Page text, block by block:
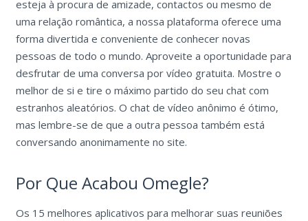
esteja à procura de amizade, contactos ou mesmo de
uma relação romântica, a nossa plataforma oferece uma
forma divertida e conveniente de conhecer novas
pessoas de todo o mundo. Aproveite a oportunidade para
desfrutar de uma conversa por vídeo gratuita. Mostre o
melhor de si e tire o máximo partido do seu chat com
estranhos aleatórios. O chat de vídeo anônimo é ótimo,
mas lembre-se de que a outra pessoa também está
conversando anonimamente no site.
Por Que Acabou Omegle?
Os 15 melhores aplicativos para melhorar suas reuniões